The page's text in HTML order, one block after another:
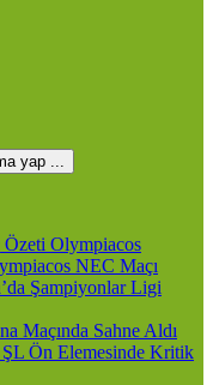
yap ...
Olympiacos
NEC Maçı
Şampiyonlar Ligi
Maçında Sahne Aldı
Ön Elemesinde Kritik